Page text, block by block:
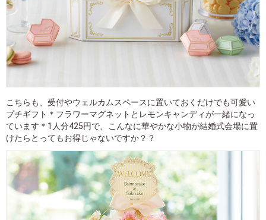
こちらも、受付やウェルカムスペースに置いておくだけでも可愛い
プチギフト＊フラワーマグネットとレモンキャンディが一緒になっ
ています＊1人分425円で、こんなに華やかな小物が結婚式会場に置
けたらとってもお得じゃないですか？？